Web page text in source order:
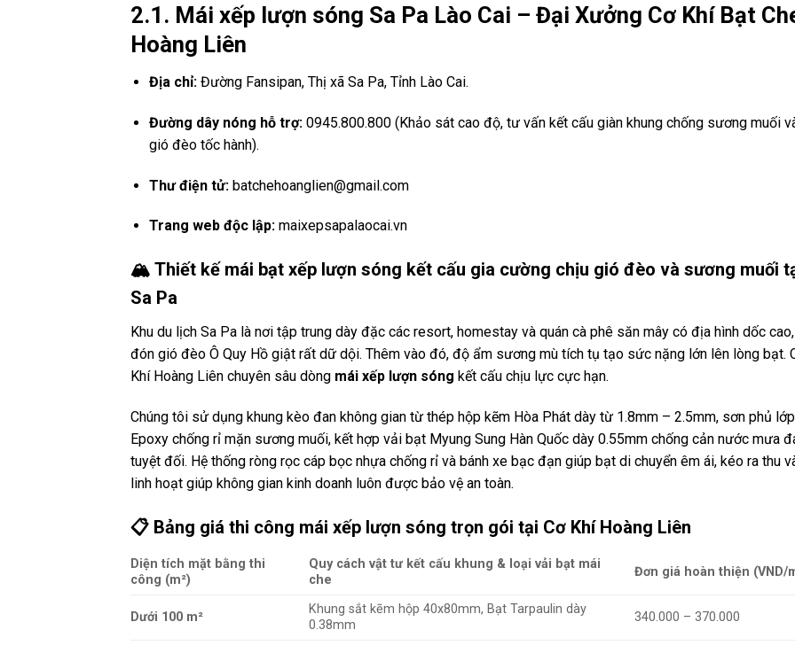
2.1. Mái xếp lượn sóng Sa Pa Lào Cai – Đại Xưởng Cơ Khí Bạt
Hoàng Liên
Địa chỉ:Đường Fansipan, Thị xã Sa Pa, Tỉnh Lào Cai.
Đường dây nóng hỗ trợ:0945.800.800 (Khảo sát cao độ, tư vấn kết cấu giàn khung chống sương muối
gió đèo tốc hành).
Thư điện tử:batchehoanglien@gmail.com
Trang web độc lập:maixepsapalaocai.vn
🏔️ Thiết kế mái bạt xếp lượn sóng kết cấu gia cường chịu gió đèo và sương muối
Sa Pa
Khu du lịch Sa Pa là nơi tập trung dày đặc các resort, homestay và quán cà phê săn mây có địa hình dốc cao,
đón gió đèo Ô Quy Hồ giật rất dữ dội. Thêm vào đó, độ ẩm sương mù tích tụ tạo sức nặng lớn lên lòng bạt.
Khí Hoàng Liên chuyên sâu dòng mái xếp lượn sóng kết cấu chịu lực cực hạn.
Chúng tôi sử dụng khung kèo đan không gian từ thép hộp kẽm Hòa Phát dày từ 1.8mm – 2.5mm, sơn phủ lớp
Epoxy chống rỉ mặn sương muối, kết hợp vải bạt Myung Sung Hàn Quốc dày 0.55mm chống cản nước mưa
tuyệt đối. Hệ thống ròng rọc cáp bọc nhựa chống rỉ và bánh xe bạc đạn giúp bạt di chuyển êm ái, kéo ra thu
linh hoạt giúp không gian kinh doanh luôn được bảo vệ an toàn.
📋 Bảng giá thi công mái xếp lượn sóng trọn gói tại Cơ Khí Hoàng Liên
Diện tích mặt bằng thi
công (m²)
Quy cách vật tư kết cấu khung & loại vải bạt mái
che
Đơn giá hoàn thiện (VND/
Dưới 100 m²
Khung sắt kẽm hộp 40x80mm, Bạt Tarpaulin dày
0.38mm
340.000 – 370.000